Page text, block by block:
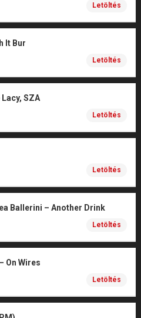
Letöltés
It Bur
Letöltés
SZA
Letöltés
Letöltés
Ballerini – Another Drink
Letöltés
On Wires
Letöltés